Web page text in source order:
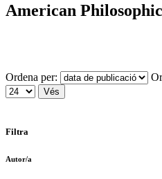
American
Ordena per:
Filtra
Autor/a